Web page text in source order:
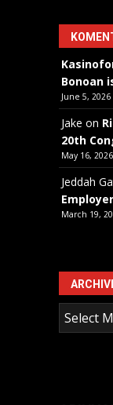
Bonoan
June 5, 2026
Jake on
20th
May 16, 2026
Jeddah
March 19,